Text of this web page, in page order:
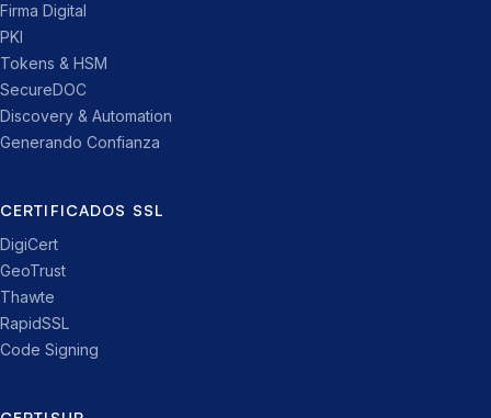
Firma Digital
PKI
Tokens & HSM
SecureDOC
Discovery & Automation
Generando Confianza
CERTIFICADOS SSL
DigiCert
GeoTrust
Thawte
RapidSSL
Code Signing